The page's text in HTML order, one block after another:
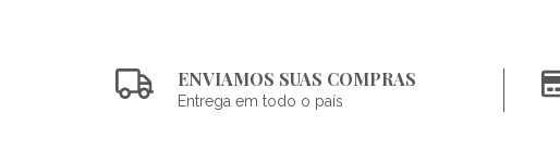
ENVIAMOS SUAS COMPRAS
Entrega em todo o país